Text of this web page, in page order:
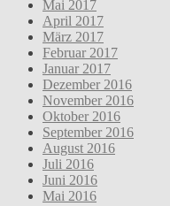
Mai 2017
April 2017
März 2017
Februar 2017
Januar 2017
Dezember 2016
November 2016
Oktober 2016
September 2016
August 2016
Juli 2016
Juni 2016
Mai 2016